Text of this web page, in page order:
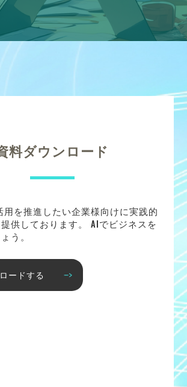
料ダウンロード
用を推進したい企業様向けに実践的
供しております。 AIでビジネスを
う。
ードする